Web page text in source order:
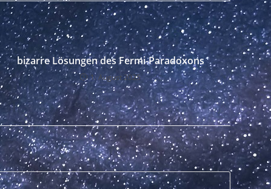
bizarre Lösungen des Fermi-Paradoxons
1. August 2025